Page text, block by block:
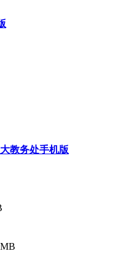
教务处手机版